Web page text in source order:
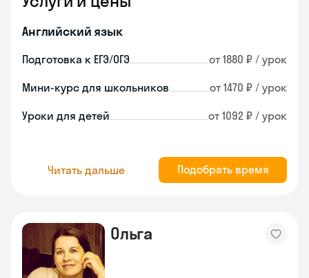
Английский язык
Подготовка к ЕГЭ/ОГЭ от 1880 ₽ / урок
Мини-курс для школьников от 1470 ₽ / урок
Уроки для детей от 1092 ₽ / урок
Читать дальше Подобрать время
Ольга